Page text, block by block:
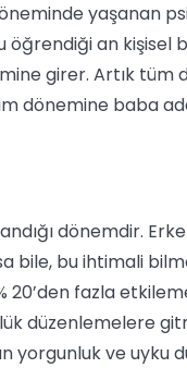
yaşanan
öğrendiği an kişisel
girer. Artık tüm
dönemine baba
dönemdir.
bile, bu ihtimali
fazla
düzenlemelere
yorgunluk ve uyku